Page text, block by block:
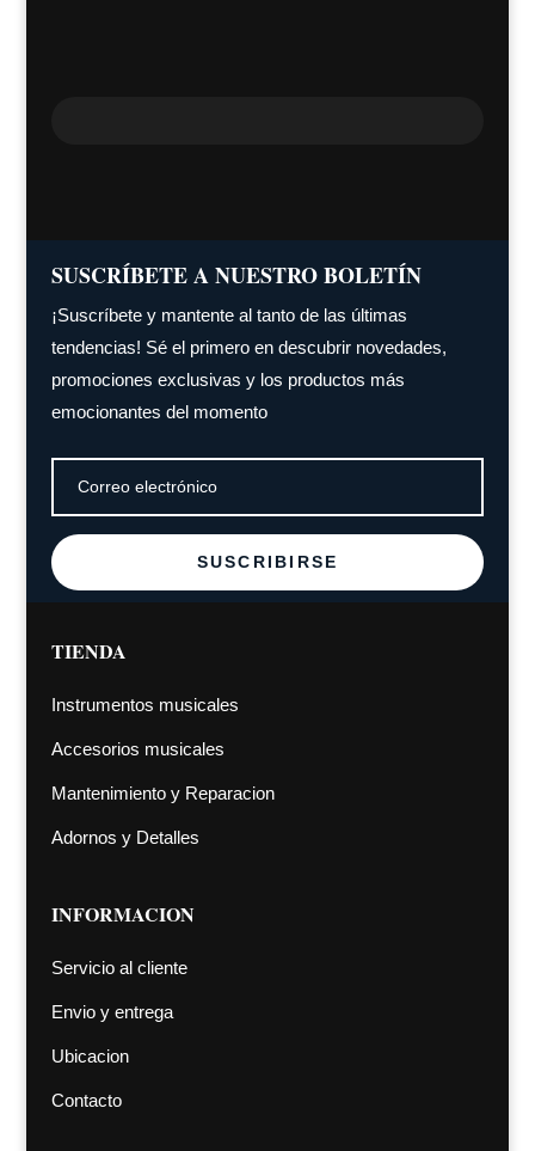
SUSCRÍBETE A NUESTRO BOLETÍN
¡Suscríbete y mantente al tanto de las últimas
tendencias! Sé el primero en descubrir novedades,
promociones exclusivas y los productos más
emocionantes del momento
SUSCRIBIRSE
TIENDA
Instrumentos musicales
Accesorios musicales
Mantenimiento y Reparacion
Adornos y Detalles
INFORMACION
Servicio al cliente
Envio y entrega
Ubicacion
Contacto